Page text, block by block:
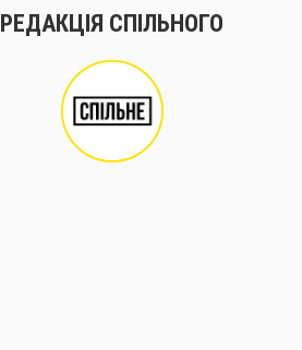
РЕДАКЦІЯ СПІЛЬНОГО